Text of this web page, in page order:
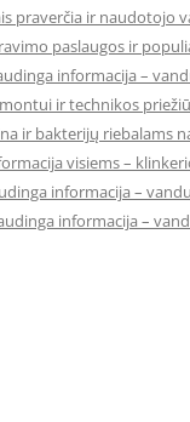
praverčia ir naudotojo
paslaugos ir
informacija –
ir technikos
ir bakterijų riebalams
visiems –
informacija –
informacija –